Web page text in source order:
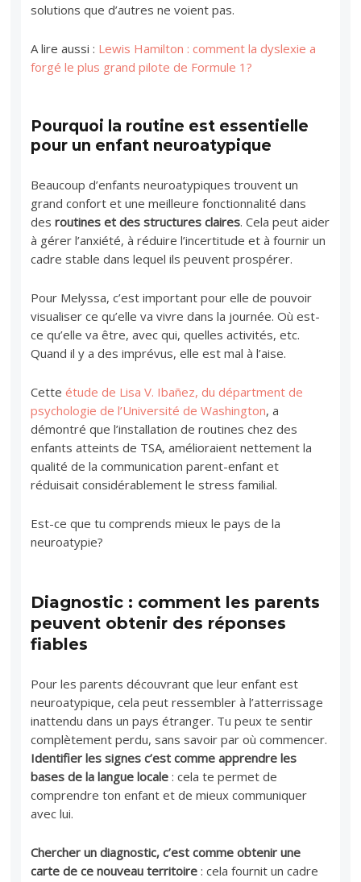
solutions que d’autres ne voient pas.
A lire aussi : Lewis Hamilton : comment la dyslexie a
forgé le plus grand pilote de Formule 1?
Pourquoi la routine est essentielle
pour un enfant neuroatypique
Beaucoup d’enfants neuroatypiques trouvent un
grand confort et une meilleure fonctionnalité dans
desroutines et des structures claires. Cela peut aider
à gérer l’anxiété, à réduire l’incertitude et à fournir un
cadre stable dans lequel ils peuvent prospérer.
Pour Melyssa, c’est important pour elle de pouvoir
visualiser ce qu’elle va vivre dans la journée. Où est-
ce qu’elle va être, avec qui, quelles activités, etc.
Quand il y a des imprévus, elle est mal à l’aise.
Cetteétude de Lisa V. Ibañez, du départment de
psychologie de l’Université de Washington, a
démontré que l’installation de routines chez des
enfants atteints de TSA, amélioraient nettement la
qualité de la communication parent-enfant et
réduisait considérablement le stress familial.
Est-ce que tu comprends mieux le pays de la
neuroatypie?
Diagnostic : comment les parents
peuvent obtenir des réponses
fiables
Pour les parents découvrant que leur enfant est
neuroatypique, cela peut ressembler à l’atterrissage
inattendu dans un pays étranger. Tu peux te sentir
complètement perdu, sans savoir par où commencer.
Identifier les signes c’est comme apprendre les
bases de la langue locale : cela te permet de
comprendre ton enfant et de mieux communiquer
avec lui.
Chercher un diagnostic, c’est comme obtenir une
carte de ce nouveau territoire : cela fournit un cadre